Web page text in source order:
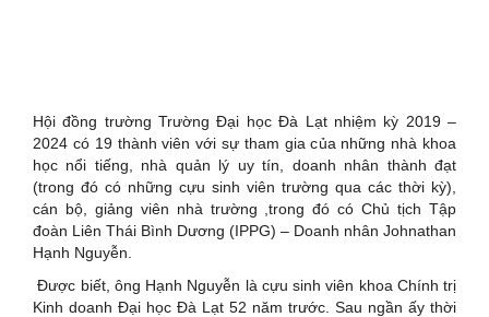
Hội đồng trường Trường Đại học Đà Lạt nhiệm kỳ 2019 –
2024 có 19 thành viên với sự tham gia của những nhà khoa
học nổi tiếng, nhà quản lý uy tín, doanh nhân thành đạt
(trong đó có những cựu sinh viên trường qua các thời kỳ),
cán bộ, giảng viên nhà trường ,trong đó có Chủ tịch Tập
đoàn Liên Thái Bình Dương (IPPG) – Doanh nhân Johnathan
Hạnh Nguyễn.
Được biết, ông Hạnh Nguyễn là cựu sinh viên khoa Chính trị
Kinh doanh Đại học Đà Lạt 52 năm trước. Sau ngần ấy thời